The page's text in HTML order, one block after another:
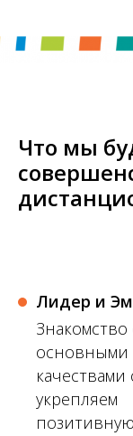
Что мы
Лидер и
основными
качествами
укрепляем